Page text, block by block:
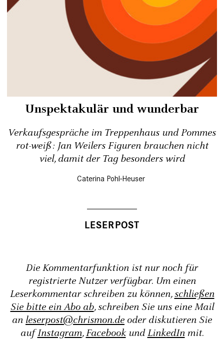
Unspektakulär und wunderbar
Verkaufsgespräche im Treppenhaus und Pommes
rot-weiß: Jan Weilers Figuren brauchen nicht
viel, damit der Tag besonders wird
Caterina Pohl-Heuser
Die Kommentarfunktion ist nur noch für
registrierte Nutzer verfügbar. Um einen
Leserkommentar schreiben zu können,schließen
Sie bitte ein Abo ab, schreiben Sie uns eine Mail
anleserpost@chrismon.de oder diskutieren Sie
aufInstagram,FacebookundLinkedInmit.